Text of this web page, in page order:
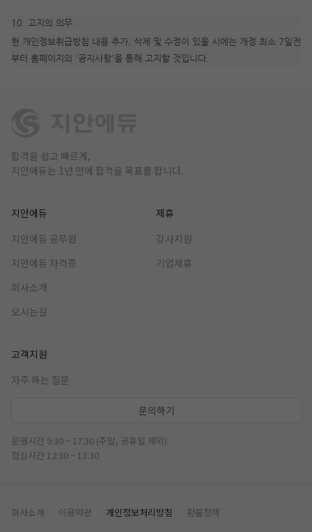
10. 고지의 의무
현 개인정보취급방침 내용 추가, 삭제 및 수정이 있을 시에는 개정 최소 7일전
부터 홈페이지의 '공지사항'을 통해 고지할 것입니다.
합격을 쉽고 빠르게,
지안에듀는 1년 안에 합격을 목표를 합니다.
지안에듀
지안에듀 공무원
지안에듀 자격증
회사소개
오시는길
제휴
강사지원
기업제휴
고객지원
자주 하는 질문
문의하기
운영시간 9:30 ~ 17:30 (주말, 공휴일 제외)
점심시간 12:30 ~ 13:30
회사소개 이용약관 개인정보처리방침
환불정책